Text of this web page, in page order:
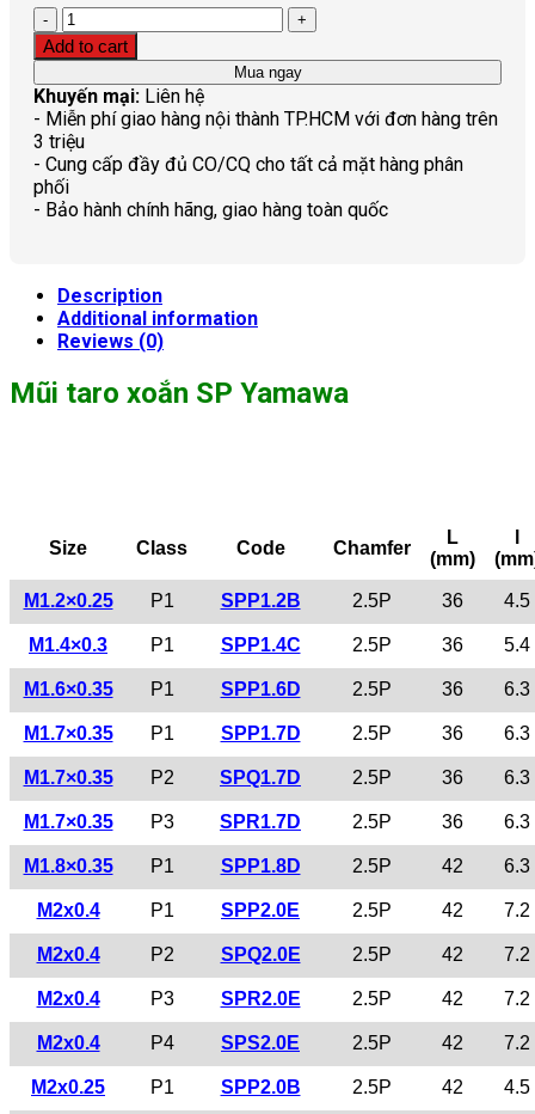
Quantity
Add to cart
Mua ngay
Khuyến mại: Liên hệ
- Miễn phí giao hàng nội thành TP.HCM với đơn hàng trên
3 triệu
- Cung cấp đầy đủ CO/CQ cho tất cả mặt hàng phân
phối
- Bảo hành chính hãng, giao hàng toàn quốc
Description
Additional information
Reviews (0)
Mũi taro xoắn SP Yamawa
Size Class Code Chamfer
L
(mm)
M1.2×0.25 P1 SPP1.2B 2.5P 36 4.5
M1.4×0.3 P1 SPP1.4C 2.5P 36 5.4
M1.6×0.35 P1 SPP1.6D 2.5P 36 6.3
M1.7×0.35 P1 SPP1.7D 2.5P 36 6.3
M1.7×0.35 P2 SPQ1.7D 2.5P 36 6.3
M1.7×0.35 P3 SPR1.7D 2.5P 36 6.3
M1.8×0.35 P1 SPP1.8D 2.5P 42 6.3
M2x0.4 P1 SPP2.0E 2.5P 42 7.2
M2x0.4 P2 SPQ2.0E 2.5P 42 7.2
M2x0.4 P3 SPR2.0E 2.5P 42 7.2
M2x0.4 P4 SPS2.0E 2.5P 42 7.2
M2x0.25 P1 SPP2.0B 2.5P 42 4.5